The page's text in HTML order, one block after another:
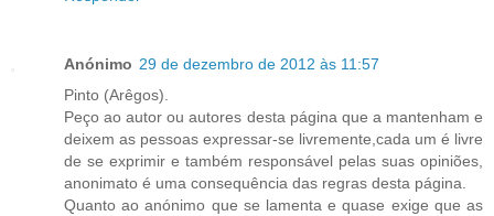
Anónimo 29 de dezembro de 2012 às 11:57
Pinto (Arêgos).
Peço ao autor ou autores desta página que a mantenham e
deixem as pessoas expressar-se livremente,cada um é livre
de se exprimir e também responsável pelas suas opiniões,
anonimato é uma consequência das regras desta página.
Quanto ao anónimo que se lamenta e quase exige que as